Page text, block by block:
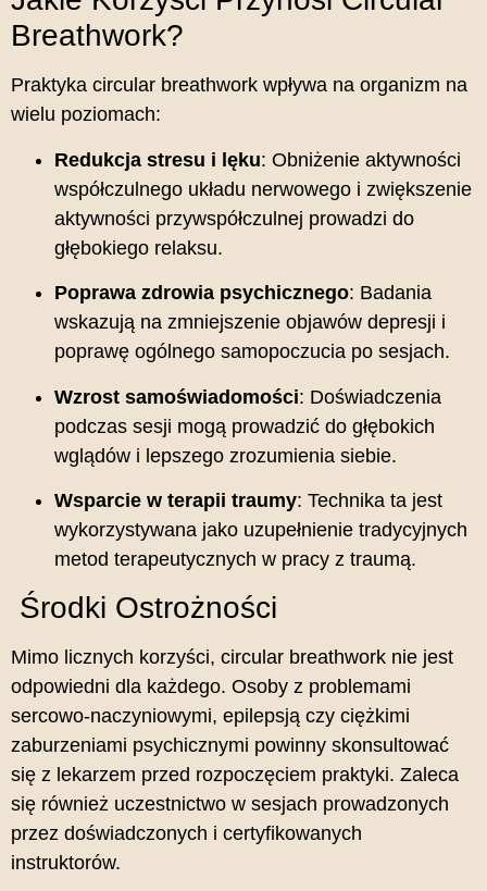
Breathwork?
Praktyka circular breathwork wpływa na organizm na
wielu poziomach:
Redukcja stresu i lęku: Obniżenie aktywności
współczulnego układu nerwowego i zwiększenie
aktywności przywspółczulnej prowadzi do
głębokiego relaksu.
Poprawa zdrowia psychicznego: Badania
wskazują na zmniejszenie objawów depresji i
poprawę ogólnego samopoczucia po sesjach.
Wzrost samoświadomości: Doświadczenia
podczas sesji mogą prowadzić do głębokich
wglądów i lepszego zrozumienia siebie.
Wsparcie w terapii traumy: Technika ta jest
wykorzystywana jako uzupełnienie tradycyjnych
metod terapeutycznych w pracy z traumą.
Środki Ostrożności
Mimo licznych korzyści, circular breathwork nie jest
odpowiedni dla każdego. Osoby z problemami
sercowo-naczyniowymi, epilepsją czy ciężkimi
zaburzeniami psychicznymi powinny skonsultować
się z lekarzem przed rozpoczęciem praktyki. Zaleca
się również uczestnictwo w sesjach prowadzonych
przez doświadczonych i certyfikowanych
instruktorów.